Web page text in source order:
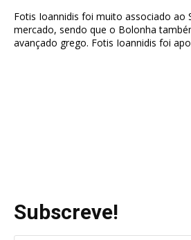
Fotis Ioannidis foi muito associado ao
mercado, sendo que o Bolonha
avançado grego. Fotis
Subscreve!